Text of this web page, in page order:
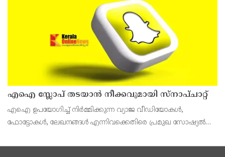
എഐ സ്ലോപ് തടയാൻ നീക്കവുമായി സ്നാപ്ചാറ്റ്
എഐ ഉപയോഗിച്ച് നിർമ്മിക്കുന്ന വ്യാജ വീഡിയോകൾ,
ഫോട്ടോകൾ, ലേഖനങ്ങൾ എന്നിവക്കെതിരെ പ്രമുഖ സോഷ്യൽ
സ്നാപ്ചാറ്റ്, യൂട്യൂബ്, ലിങ്ക്ഡ്ഇൻ, സബ്‌സ്റ്റാക്ക് തുടങ്ങി